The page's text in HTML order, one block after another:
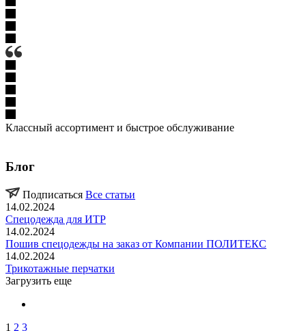
Классный ассортимент и быстрое обслуживание
Блог
Подписаться Все статьи
14.02.2024
Спецодежда для ИТР
14.02.2024
Пошив спецодежды на заказ от Компании ПОЛИТЕКС
14.02.2024
Трикотажные перчатки
Загрузить еще
1 2 3